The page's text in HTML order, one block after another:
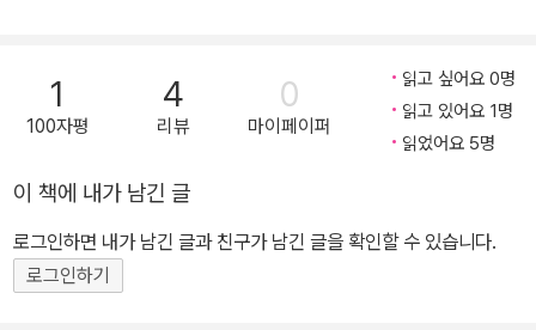
담긴 풍성한 의미를 드러낸다. 시편 23편이 단순한 위로의 시가 아니
라, 삼위 하나님의 구속 역사와 그리스도 안에서의 연합을 드러내는
작은 성경임을 낱낱이 밝혀준다. 짧지만 결코 얕지 않은 이 말씀 안에
울림을 경험하게 된다. ‘양과 목자’에서 ‘손님과 주인’까지—신자의
삶을 따라가는 세 장의 구조 이 책은 시편 23편을 세 개의 이미지로
나누어 전개한다. 첫째, 양과 목자의 이미지는 우리를 아시고 부르시
1
100자평
4
리뷰
0
마이페이퍼
읽고 싶어요 0명
읽고 있어요 1명
읽었어요 5명
이 책에 내가 남긴 글
로그인하면 내가 남긴 글과 친구가 남긴 글을 확인할 수 있습니다.
로그인하기